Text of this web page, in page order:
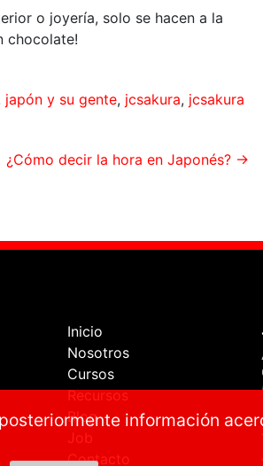
información
o joyería, solo se hacen a la
chocolate!
japón y su gente, jcsakura, jcsakura
¿Cómo decir la hora en Japonés? →
Inicio
Nosotros
Cursos
Recursos
Blog
Job
Contacto